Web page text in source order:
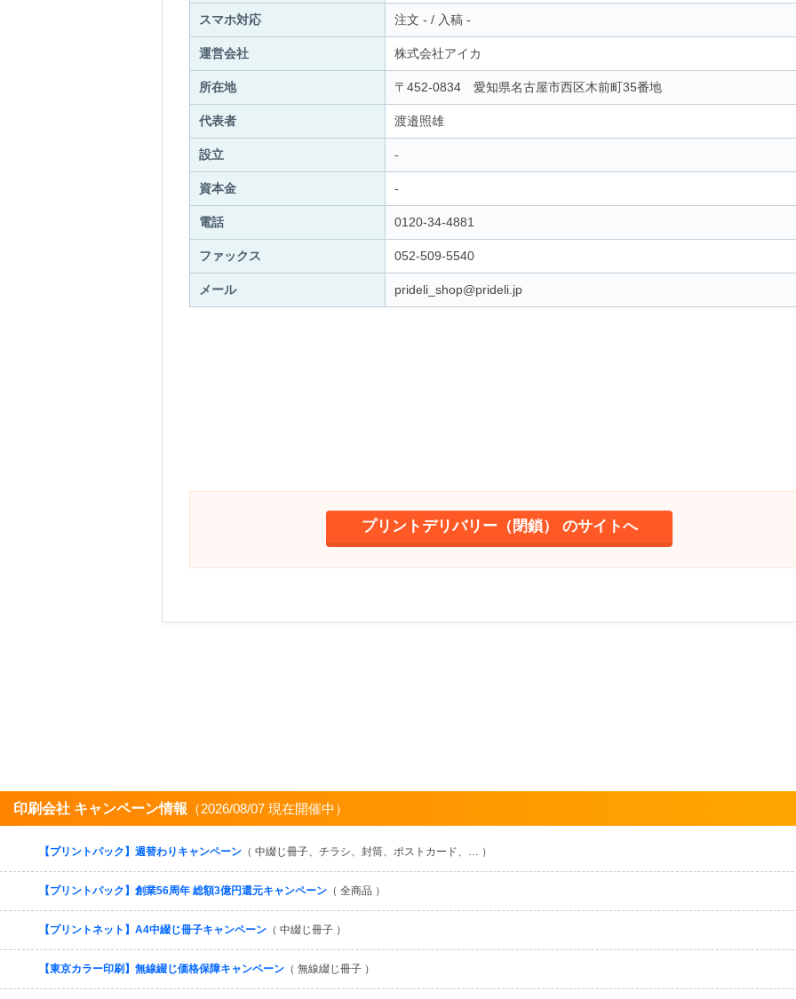
スマホ対応 注文 - / 入稿 -
運営会社 株式会社アイカ
所在地 〒452-0834 愛知県名古屋市西区木前町35番地
代表者 渡邉照雄
設立 -
資本金 -
電話 0120-34-4881
ファックス 052-509-5540
メール prideli_shop@prideli.jp
プリントデリバリー（閉鎖） のサイトへ
印刷会社 キャンペーン情報 （2026/08/07 現在開催中）
【プリントパック】週替わりキャンペーン （ 中綴じ冊子、チラシ、封筒、ポストカード、… ）
【プリントパック】創業56周年 総額3億円還元キャンペーン （ 全商品 ）
【プリントネット】A4中綴じ冊子キャンペーン （ 中綴じ冊子 ）
【東京カラー印刷】無線綴じ価格保障キャンペーン （ 無線綴じ冊子 ）